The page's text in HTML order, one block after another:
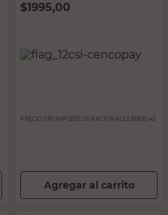
$1995,00
PRECIO SIN IMPUESTOS NACIONALES: $1805,43
Agregar al carrito